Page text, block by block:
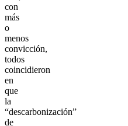
con
más
o
menos
convicción,
todos
coincidieron
en
que
la
“descarbonización”
de